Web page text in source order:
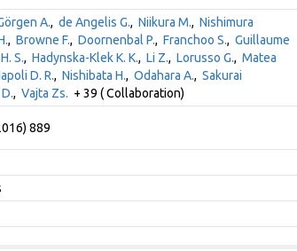
A., de Angelis G., Niikura M., Nishimura
, Browne F., Doornenbal P., Franchoo S., Guillaume
S., Hadynska-Klek K. K., Li Z., Lorusso G., Matea
D. R., Nishibata H., Odahara A., Sakurai
, Vajta Zs. + 39 ( Collaboration)
889